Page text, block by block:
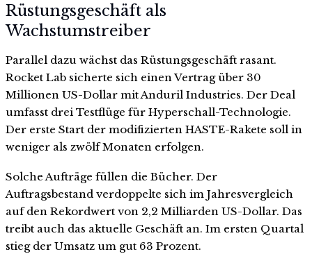
Rüstungsgeschäft als
Wachstumstreiber
Parallel dazu wächst das Rüstungsgeschäft rasant.
Rocket Lab sicherte sich einen Vertrag über 30
Millionen US-Dollar mit Anduril Industries. Der Deal
umfasst drei Testflüge für Hyperschall-Technologie.
Der erste Start der modifizierten HASTE-Rakete soll in
weniger als zwölf Monaten erfolgen.
Solche Aufträge füllen die Bücher. Der
Auftragsbestand verdoppelte sich im Jahresvergleich
auf den Rekordwert von 2,2 Milliarden US-Dollar. Das
treibt auch das aktuelle Geschäft an. Im ersten Quartal
stieg der Umsatz um gut 63 Prozent.